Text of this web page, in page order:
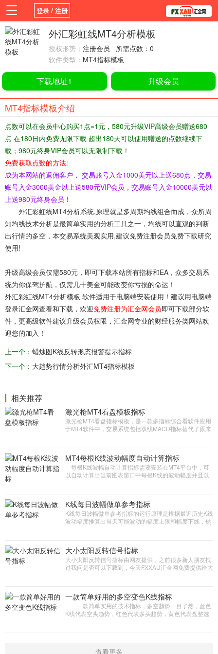
登录 / 注册
首页 新闻 观点 货币
平台
指标EA 书籍 视频
外汇彩虹线MT4分析模板
授权形势： 注册会员 所需点数：0
软件类型： MT4指标模板
下载地址1 升级会员
MT4指标模板介绍
点数可以在会员中心购买1点=1元，580元升级VIP高级会员赠送680
点 在180日内免费无限下载 超出180天可以使用赠送的点数继续下
载；980元终身VIP会员可以无限制下载！
免费获取点数的方法:
成为本网站的返佣客户， 交易账号入金1000美元以上送680点，交易
账号入金3000美金以上送580元VIP会员，交易账号入金10000美元以
上送980元终身会员！
外汇彩虹线MT4分析系统,原理就是多周期均线组合而成，众所周
知均线技术分析是最简单实用的分析工具之一，均线可以直观的判断
出行情的多空，本交易系统美观实用,建议免费注册会员免费下载研究
使用!
升级高级会员仅需580元，即可下载本站所有指标和EA，众多交易系
统为你保驾护航，仅需几十美金可能改变你亏损的命运！
外汇彩虹线MT4分析模板 软件适用于电脑端安装使用！建议用电脑端
登录汇金网查看和下载，欢迎免费注册为汇金网会员即可下载部分软
件，更高级软件建议升级会员权限，汇金网专业的财经服务类网站欢
迎您的加入！
上一个： 蜡烛图K线反转形态报警提示指标
下一个： 大趋势行情分析外汇MT4指标模板
相关推荐
激光枪MT4看盘模板指标
激光枪MT4看盘指标模板，是一款多指标综合看软件应用
于MT4软件中，交易系统包括双线MACD指标替代了原来
MT4每根K线波动幅度自动计算指标
每根K线波幅自动计算指标需要安装在MT4平台中，可
以自动计算出当前图表窗口中每根K线的波动幅度并且以
K线每日波幅做单参考指标
K线每日波幅做单参考指标的运行原理是根据最近历史K线
波动幅度推算出当天可能波动的幅度上限和幅度下线，然
大小太阳反转信号指标
大小太阳反转信号指标由网友提供，之前很多新人朋友找
过我问是否可以下载到，今天FXXAU汇金网免费提供给大
一款简单好用的多空变色K线指标
一款简单实用的技术指标，多空趋势一目了然，蓝色
K线代表空头趋势，红色代表多头趋势，黄色代表盘整选
查看更多